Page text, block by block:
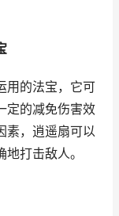
用的法宝，它可
定的减免伤害效
素，逍遥扇可以
打击敌人。